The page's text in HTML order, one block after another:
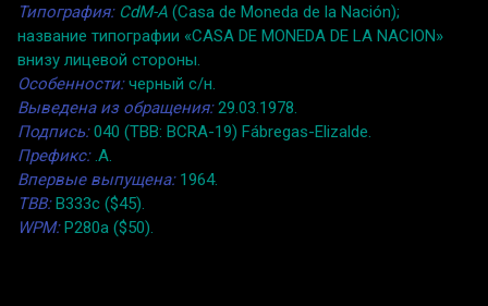
Типография: CdM-A (Casa de Moneda de la Nación);
название типографии «CASA DE MONEDA DE LA NACION»
внизу лицевой стороны.
Особенности:черный с/н.
Выведена из обращения:29.03.1978.
Подпись:040 (TBB: BCRA-19) Fábregas-Elizalde.
Префикс:.A.
Впервые выпущена:1964.
TBB:B333c ($45).
WPM:P280a ($50).